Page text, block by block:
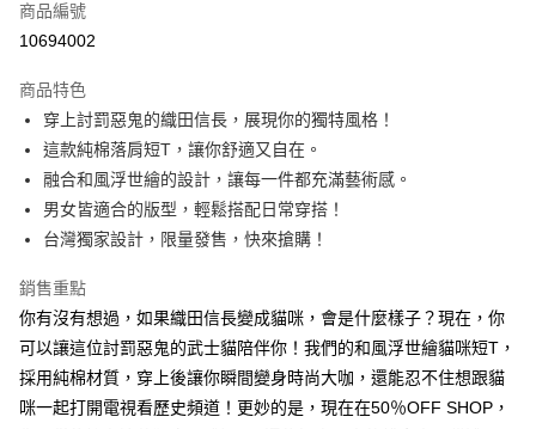
超商取貨付款
Apple Pay
街口支付
悠遊付
Google Pay
全盈+PAY
【大哥付你分期使用說明】
1.本服務由台灣大哥大提供，台灣大哥大用戶可立即使用無須另外申請。
AFTEE先享後付
商品編號
10694002
商品特色
穿上討罰惡鬼的織田信長，展現你的獨特風格！
這款純棉落肩短T，讓你舒適又自在。
融合和風浮世繪的設計，讓每一件都充滿藝術感。
男女皆適合的版型，輕鬆搭配日常穿搭！
台灣獨家設計，限量發售，快來搶購！
銷售重點
你有沒有想過，如果織田信長變成貓咪，會是什麼樣子？現在，你
可以讓這位討罰惡鬼的武士貓陪伴你！我們的和風浮世繪貓咪短T，
採用純棉材質，穿上後讓你瞬間變身時尚大咖，還能忍不住想跟貓
咪一起打開電視看歷史頻道！更妙的是，現在在50％OFF SHOP，